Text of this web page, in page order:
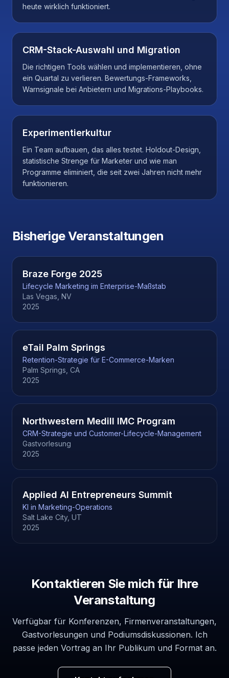
heute wirklich funktioniert.
CRM-Stack-Auswahl und Migration
Die richtigen Tools wählen und implementieren, ohne
ein Quartal zu verlieren. Bewertungs-Frameworks,
Warnsignale bei Anbietern und Migrations-Playbooks.
Experimentierkultur
Ein Team aufbauen, das alles testet. Holdout-Design,
statistische Strenge für Marketer und wie man
Programme eliminiert, die seit zwei Jahren nicht mehr
funktionieren.
Bisherige Veranstaltungen
Braze Forge 2025
Lifecycle Marketing im Enterprise-Maßstab
Las Vegas, NV
2025
eTail Palm Springs
Retention-Strategie für E-Commerce-Marken
Palm Springs, CA
2025
Northwestern Medill IMC Program
CRM-Strategie und Customer-Lifecycle-Management
Gastvorlesung
2025
Applied AI Entrepreneurs Summit
KI in Marketing-Operations
Salt Lake City, UT
2025
Kontaktieren Sie mich für Ihre
Veranstaltung
Verfügbar für Konferenzen, Firmenveranstaltungen,
Gastvorlesungen und Podiumsdiskussionen. Ich
passe jeden Vortrag an Ihr Publikum und Format an.